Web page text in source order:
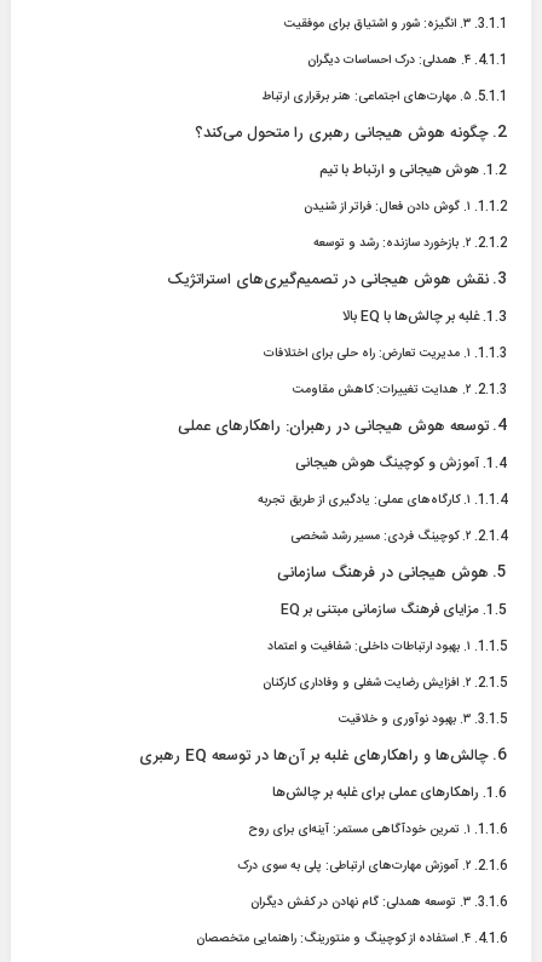
۳. انگیزه: شور و اشتیاق برای موفقیت
۴. همدلی: درک احساسات دیگران
۵. مهارت‌های اجتماعی: هنر برقراری ارتباط
چگونه هوش هیجانی رهبری را متحول می‌کند؟
هوش هیجانی و ارتباط با تیم
۱. گوش دادن فعال: فراتر از شنیدن
۲. بازخورد سازنده: رشد و توسعه
نقش هوش هیجانی در تصمیم‌گیری‌های استراتژیک
غلبه بر چالش‌ها با EQ بالا
۱. مدیریت تعارض: راه حلی برای اختلافات
۲. هدایت تغییرات: کاهش مقاومت
توسعه هوش هیجانی در رهبران: راهکارهای عملی
آموزش و کوچینگ هوش هیجانی
۱. کارگاه‌های عملی: یادگیری از طریق تجربه
۲. کوچینگ فردی: مسیر رشد شخصی
هوش هیجانی در فرهنگ سازمانی
مزایای فرهنگ سازمانی مبتنی بر EQ
۱. بهبود ارتباطات داخلی: شفافیت و اعتماد
۲. افزایش رضایت شغلی و وفاداری کارکنان
۳. بهبود نوآوری و خلاقیت
چالش‌ها و راهکارهای غلبه بر آن‌ها در توسعه EQ رهبری
راهکارهای عملی برای غلبه بر چالش‌ها
۱. تمرین خودآگاهی مستمر: آینه‌ای برای روح
۲. آموزش مهارت‌های ارتباطی: پلی به سوی درک
۳. توسعه همدلی: گام نهادن در کفش دیگران
۴. استفاده از کوچینگ و منتورینگ: راهنمایی متخصصان